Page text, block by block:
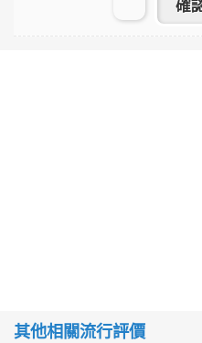
其他相關流行評價